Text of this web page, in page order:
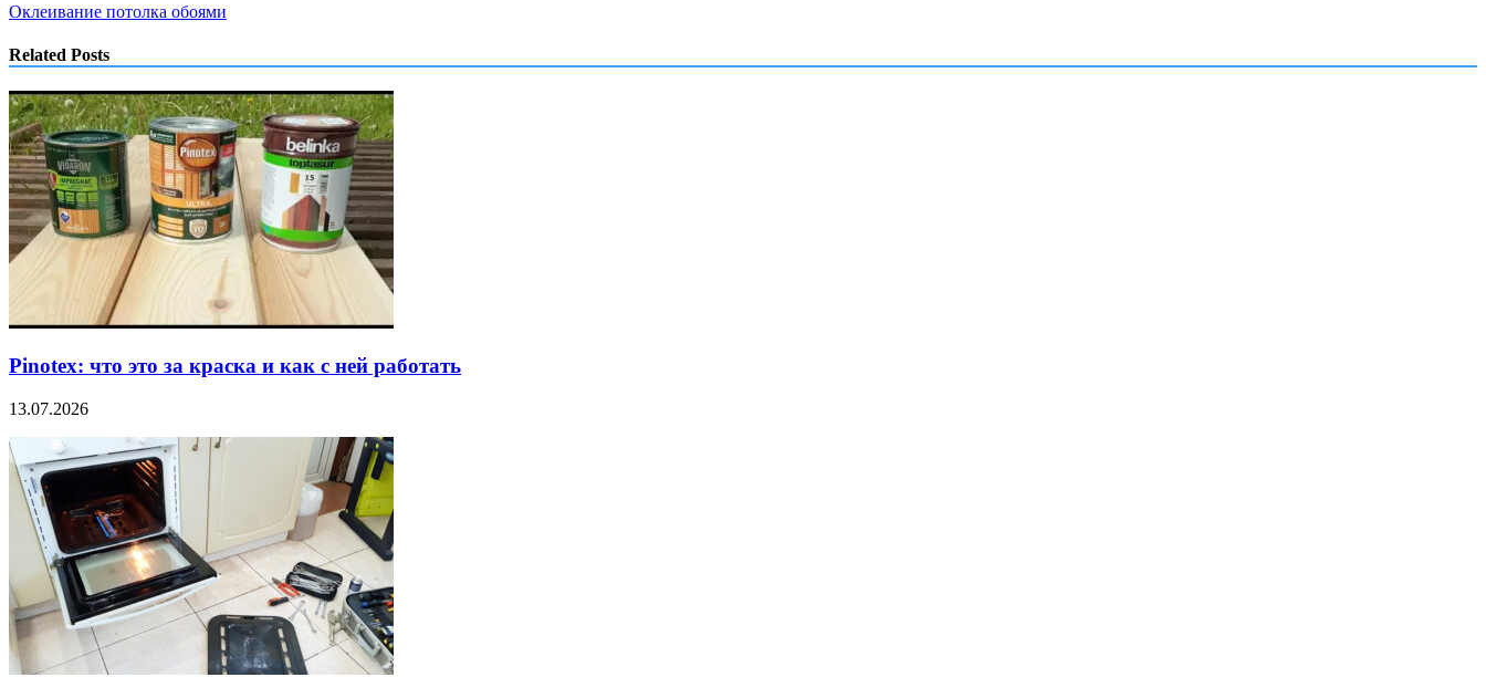
Оклеивание потолка обоями
Related Posts
Pinotex: что это за краска и как с ней работать
13.07.2026